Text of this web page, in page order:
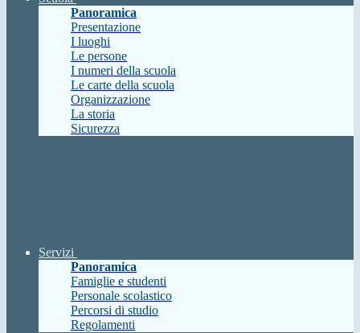
Panoramica
Presentazione
I luoghi
Le persone
I numeri della scuola
Le carte della scuola
Organizzazione
La storia
Sicurezza
Servizi
Panoramica
Famiglie e studenti
Personale scolastico
Percorsi di studio
Regolamenti